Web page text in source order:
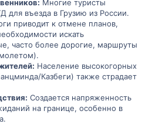
Многие туристы
для въезда в Грузию из России.
приводит к отмене планов,
искать
часто более дорогие, маршруты
Население высокогорных
Казбеги) также страдает
Создается напряженность
на границе, особенно в